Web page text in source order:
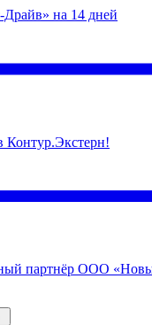
Драйв» на 14 дней
Контур.Экстерн!
партнёр ООО